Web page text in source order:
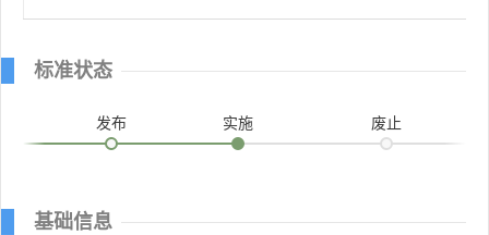
标准状态
发布 实施 废止
基础信息